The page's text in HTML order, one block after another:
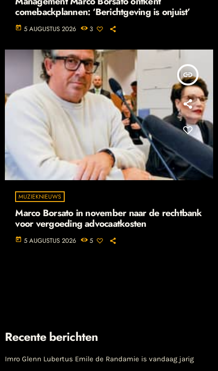
comebackplannen: ‘Berichtgeving is onjuist’
today 5 AUGUSTUS 2026 3
insert_link
MUZIEKNIEUWS
Marco Borsato in november naar de rechtbank
voor vergoeding advocaatkosten
today 5 AUGUSTUS 2026 5
Recente berichten
Imro Glenn Lubertus Emile de Randamie is vandaag jarig